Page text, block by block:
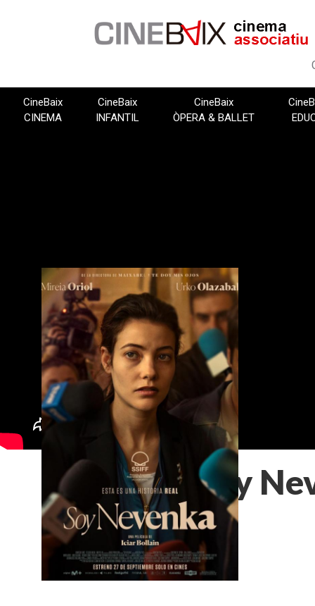
CineBaix
CINEMA
CineBaix
INFANTIL
CineBaix
ÒPERA & BALLET
Soy